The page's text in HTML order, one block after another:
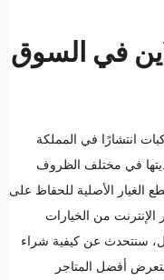
في السوق
انتشارًا في المملكة
في مختلف الظروف
الغيار الأصلية للحفاظ على
الإنترنت من الخيارات
سنتحدث عن كيفية شراء
أفضل المتاجر